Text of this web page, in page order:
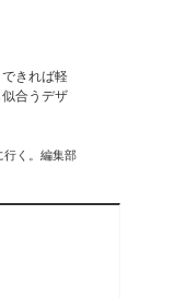
きれば軽
合うデザ
行く。編集部